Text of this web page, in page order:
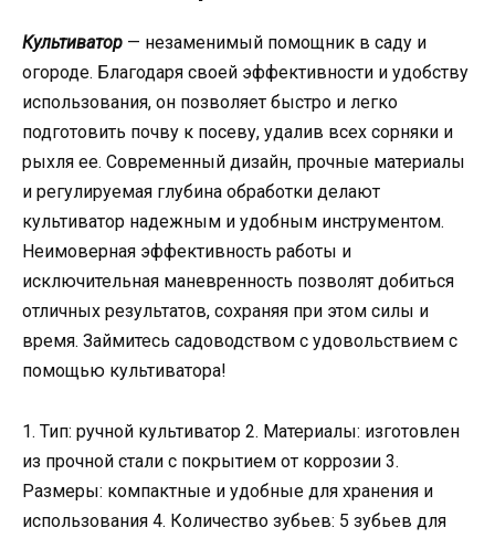
Культиватор — незаменимый помощник в саду и
огороде. Благодаря своей эффективности и удобству
использования, он позволяет быстро и легко
подготовить почву к посеву, удалив всех сорняки и
рыхля ее. Современный дизайн, прочные материалы
и регулируемая глубина обработки делают
культиватор надежным и удобным инструментом.
Неимоверная эффективность работы и
исключительная маневренность позволят добиться
отличных результатов, сохраняя при этом силы и
время. Займитесь садоводством с удовольствием с
помощью культиватора!
1. Тип: ручной культиватор 2. Материалы: изготовлен
из прочной стали с покрытием от коррозии 3.
Размеры: компактные и удобные для хранения и
использования 4. Количество зубьев: 5 зубьев для